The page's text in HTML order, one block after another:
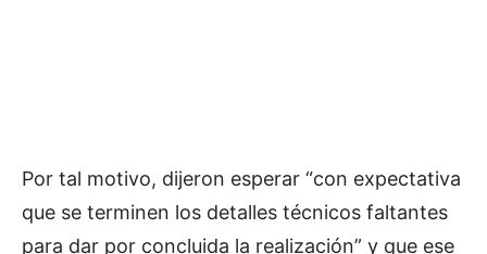
Por tal motivo, dijeron esperar “con expectativa
que se terminen los detalles técnicos faltantes
para dar por concluida la realización” y que ese